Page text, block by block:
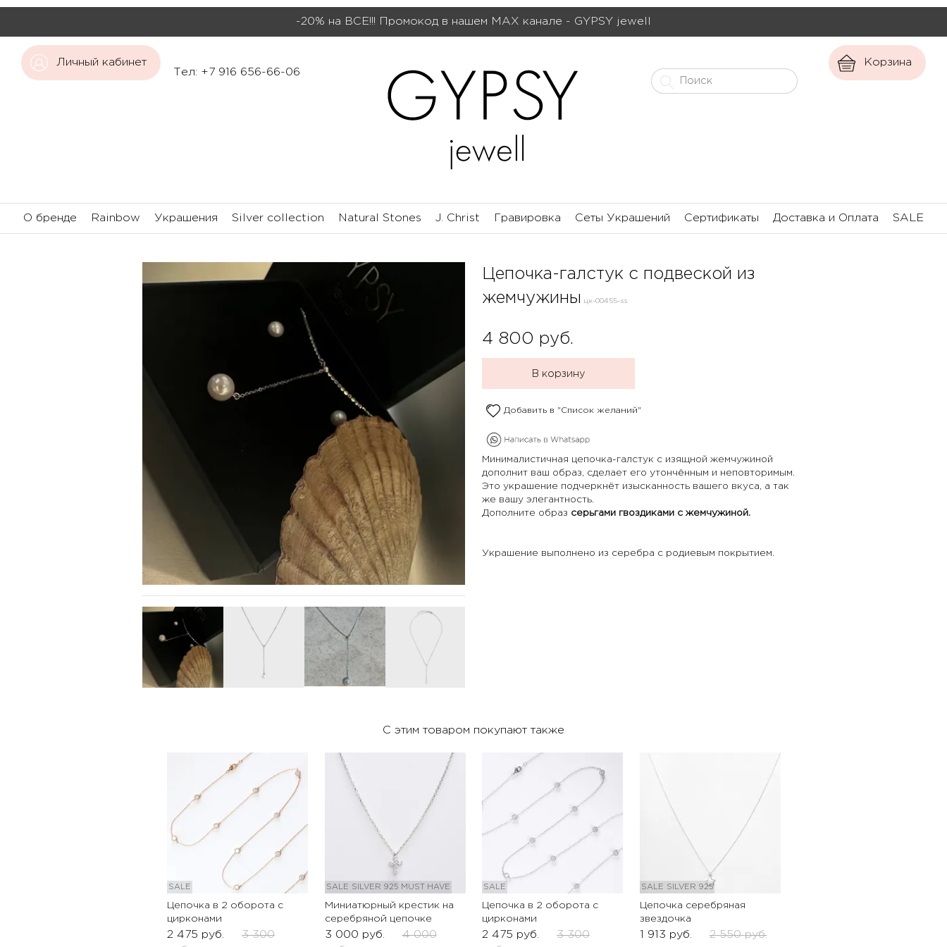
-20% на ВСЕ!!! Промокод в нашем МАХ канале - GYPSY jewell
Тел: +7 916 656-66-06
Корзина
О бренде Rainbow Украшения Silver collection Natural Stones J. Christ Гравировка Сеты Украшений Сертификаты Доставка и Оплата SALE
Цепочка-галстук с подвеской из
жемчужины цк-00455-ss
4 800 руб.
В корзину
Добавить в "Список желаний"
Минималистичная цепочка-галстук с изящной жемчужиной
дополнит ваш образ, сделает его утончённым и неповторимым.
Это украшение подчеркнёт изысканность вашего вкуса, а так
же вашу элегантность.
Дополните образ серьгами гвоздиками с жемчужиной.
Украшение выполнено из серебра с родиевым покрытием.
С этим товаром покупают также
SALE
Цепочка в 2 оборота с
цирконами
2 475 руб.
3 300
SALE SILVER 925 MUST HAVE
Миниатюрный крестик на
серебряной цепочке
3 000 руб.
4 000
SALE
Цепочка в 2 оборота с
цирконами
2 475 руб.
3 300
SALE SILVER 925
Цепочка серебряная
звездочка
1 913 руб. 2 550 руб.
Личный кабинет